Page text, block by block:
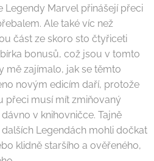
Marvel přinášejí přeci
Ale také víc než
část ze skoro sto čtyřiceti
bonusů, což jsou v tomto
mě zajímalo, jak se těmto
novým edicím daří, protože
přeci musí mít zmiňovaný
v knihovničce. Tajně
Legendách mohli dočkat
klidně staršího a ověřeného,